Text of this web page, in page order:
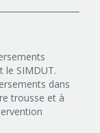
le SIMDUT.
dans
trousse et à